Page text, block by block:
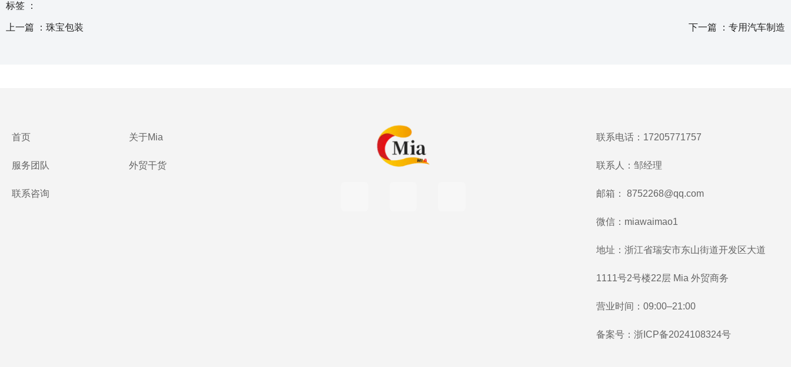
标签 ：
上一篇 ： 珠宝包装 下一篇 ： 专用汽车制造
首页
服务团队
联系咨询
关于Mia
外贸干货
联系电话：17205771757
联系人：邹经理
邮箱： 8752268@qq.com
微信：miawaimao1
地址：浙江省瑞安市东山街道开发区大道
1111号2号楼22层 Mia 外贸商务
营业时间：09:00–21:00
备案号： 浙ICP备2024108324号